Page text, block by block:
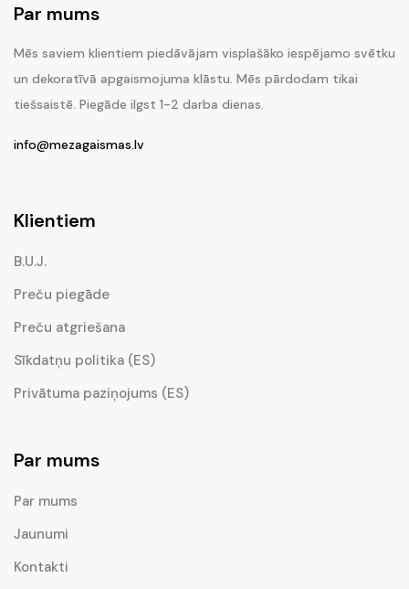
Par mums
Mēs saviem klientiem piedāvājam visplašāko iespējamo svētku
un dekoratīvā apgaismojuma klāstu. Mēs pārdodam tikai
tiešsaistē. Piegāde ilgst 1-2 darba dienas.
info@mezagaismas.lv
Klientiem
B.U.J.
Preču piegāde
Preču atgriešana
Sīkdatņu politika (ES)
Privātuma paziņojums (ES)
Par mums
Par mums
Jaunumi
Kontakti